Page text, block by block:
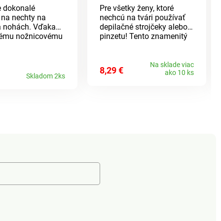
dokonalé
nechty na
nohách. Vďaka
nožnicovému
ľahko
bez toho, aby
extrémne
budete bez
Skladom 2ks
Pre všetky ženy, ktoré
nechcú na tvári používať
depilačné strojčeky alebo
pinzetu! Tento znamenitý
zbaví nežiaduceho
ochlpenia dôkladne a
8,29 €
Na sklade viac
ako 10 ks